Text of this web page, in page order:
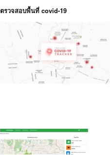
ตรวจสอบพื้นที่ covid-19